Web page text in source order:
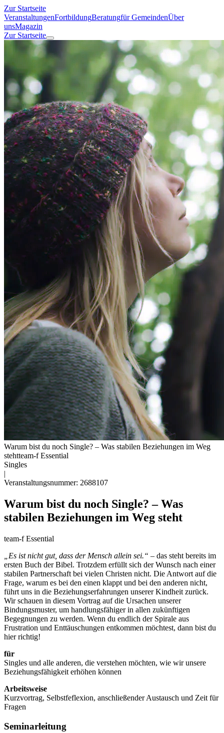
Zur Startseite
VeranstaltungenFortbildungBeratungfür GemeindenÜber
unsMagazin
Zur Startseite
Warum bist du noch Single? – Was stabilen Beziehungen im Weg
stehtteam-f Essential
Singles
|
Veranstaltungsnummer: 2688107
Warum bist du noch Single? – Was
stabilen Beziehungen im Weg steht
team-f Essential
„Es ist nicht gut, dass der Mensch allein sei.“ – das steht bereits im
ersten Buch der Bibel. Trotzdem erfüllt sich der Wunsch nach einer
stabilen Partnerschaft bei vielen Christen nicht. Die Antwort auf die
Frage, warum es bei den einen klappt und bei den anderen nicht,
führt uns in die Beziehungserfahrungen unserer Kindheit zurück.
Wir schauen in diesem Vortrag auf die Ursachen unserer
Bindungsmuster, um handlungsfähiger in allen zukünftigen
Begegnungen zu werden. Wenn du endlich der Spirale aus
Frustration und Enttäuschungen entkommen möchtest, dann bist du
hier richtig!
für
Singles und alle anderen, die verstehen möchten, wie wir unsere
Beziehungsfähigkeit erhöhen können
Arbeitsweise
Kurzvortrag, Selbstfeflexion, anschließender Austausch und Zeit für
Fragen
Seminarleitung